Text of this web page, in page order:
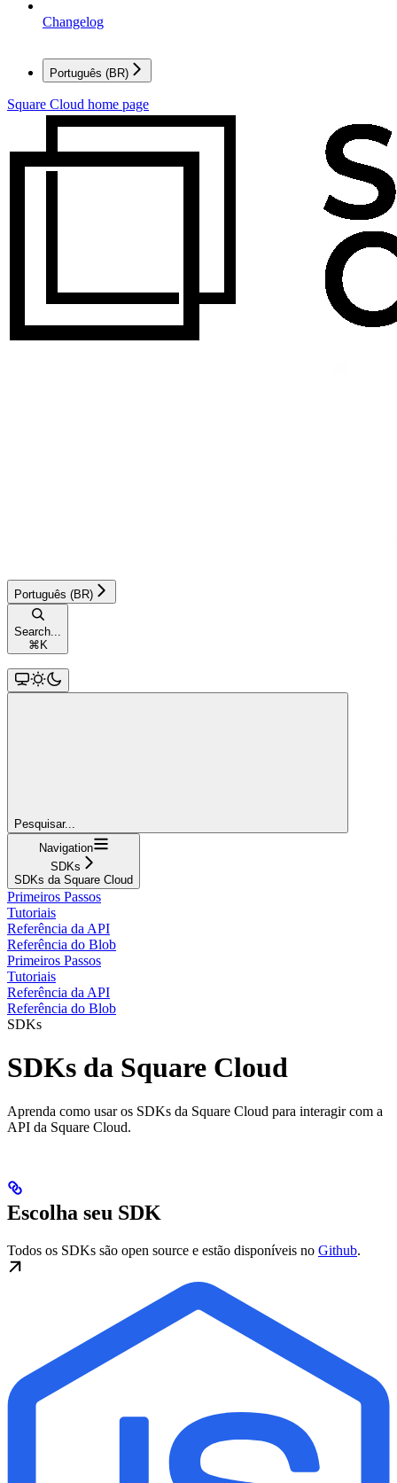
Changelog
Português (BR)
Square Cloud home page
Português (BR)
Search...
⌘ K
Pesquisar...
Navigation
SDKs
SDKs da Square Cloud
Primeiros Passos
Tutoriais
Referência da API
Referência do Blob
Primeiros Passos
Tutoriais
Referência da API
Referência do Blob
SDKs
SDKs da Square Cloud
Aprenda como usar os SDKs da Square Cloud para interagir com a
API da Square Cloud.
Escolha seu SDK
Todos os SDKs são open source e estão disponíveis no Github.